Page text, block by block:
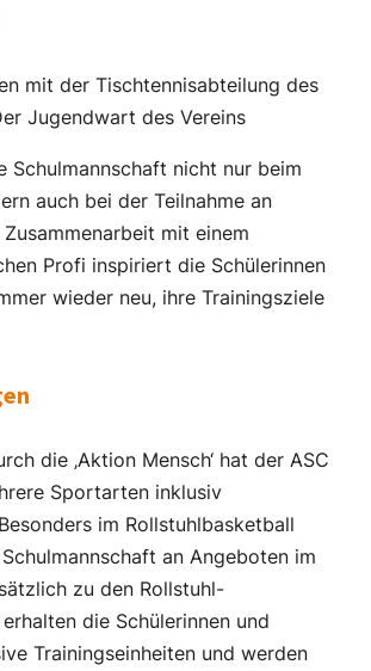
mit der Tischtennisabteilung des
Jugendwart des Vereins
Schulmannschaft nicht nur beim
auch bei der Teilnahme an
mit einem
Profi inspiriert die Schülerinnen
wieder neu, ihre Trainingsziele
die ‚Aktion Mensch‘ hat der ASC
Sportarten inklusiv
im Rollstuhlbasketball
an Angeboten im
zu den Rollstuhl-
die Schülerinnen und
Trainingseinheiten und werden